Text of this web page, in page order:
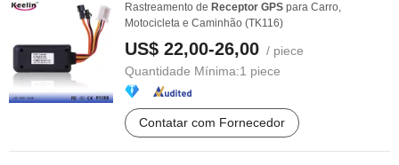
Rastreamento de Receptor GPS para Carro,
Motocicleta e Caminhão (TK116)
US$ 22,00-26,00 / piece
Quantidade Mínima:1 piece
Contatar com Fornecedor